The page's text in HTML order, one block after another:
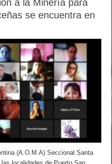
a la Minería para
se encuentra en
(A.O.M.A) Seccional Santa